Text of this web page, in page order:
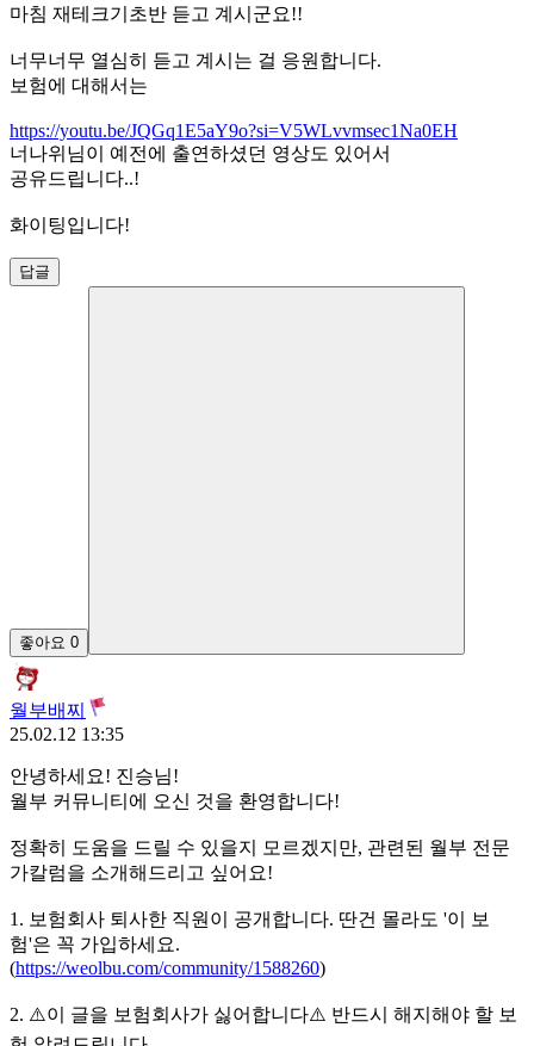
마침 재테크기초반 듣고 계시군요!!
너무너무 열심히 듣고 계시는 걸 응원합니다.
보험에 대해서는
https://youtu.be/JQGq1E5aY9o?si=V5WLvvmsec1Na0EH
너나위님이 예전에 출연하셨던 영상도 있어서
공유드립니다..!
화이팅입니다!
답글
좋아요 0
월부배찌
25.02.12 13:35
안녕하세요! 진승님!
월부 커뮤니티에 오신 것을 환영합니다!
정확히 도움을 드릴 수 있을지 모르겠지만, 관련된 월부 전문
가칼럼을 소개해드리고 싶어요!
1. 보험회사 퇴사한 직원이 공개합니다. 딴건 몰라도 '이 보
험'은 꼭 가입하세요.
(https://weolbu.com/community/1588260)
2. ⚠️이 글을 보험회사가 싫어합니다⚠️ 반드시 해지해야 할 보